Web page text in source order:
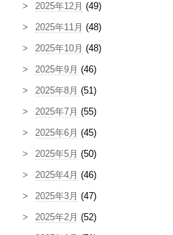
2025年12月 (49)
2025年11月 (48)
2025年10月 (48)
2025年9月 (46)
2025年8月 (51)
2025年7月 (55)
2025年6月 (45)
2025年5月 (50)
2025年4月 (46)
2025年3月 (47)
2025年2月 (52)